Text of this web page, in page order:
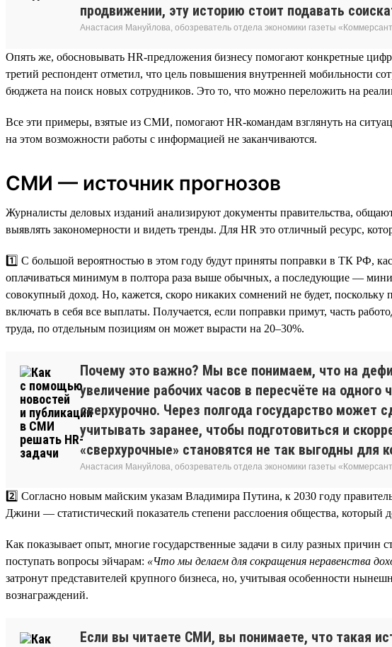
продвижении, эту историю стоит подавать
Анастасия Мануйлова, обозреватель отдела экономики газеты
Опять же, обосновывать HR-предложения бизнесу помогают конкретные
третий респондент отметил, что цель повышения внутренней мобильности
бюджета на поиск новых сотрудников. Это то, что можно переложить на
Все эти примеры, взятые из СМИ, помогают HR-командам взглянуть на
на этом возможности работы с информацией не заканчиваются.
СМИ — источник прогнозов
Журналисты деловых изданий анализируют документы правительства,
выявлять закономерности и видеть тренды. Для HR это отличный ресурс,
1️⃣ С большой вероятностью в этом году будут приняты поправки в ТК РФ,
оплачиваться минимум в полтора раза выше обычных, а последующие —
совокупный доход. Но, кажется, скоро никаких сомнений не будет, поскольку
включать в себя все выплаты. Получается, если поправки примут, часть
труда, по отдельным позициям он может вырасти на 20–30%.
Почему это важно? Мы все понимаем, что на
увеличение рабочих часов в пересчёте на
сверхурочно. Через полгода государство может
учитывать заранее, чтобы подготовиться и
«сверхурочные» становятся не так выгодны для
Анастасия Мануйлова, обозреватель отдела экономики газеты
2️⃣ Согласно новым майским указам Владимира Путина, к 2030 году
Джини — статистический показатель степени расслоения общества, который
Как показывает опыт, многие государственные задачи в силу разных причин
поступать вопросы эйчарам: «Что мы делаем для сокращения неравенства
затронут представителей крупного бизнеса, но, учитывая особенности
вознаграждений.
Если вы читаете СМИ, вы понимаете, что такая